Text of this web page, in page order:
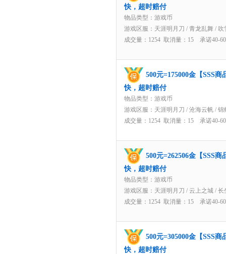
快，超时赔付
物品类型：游戏币
游戏区服： 天涯明月刀 / 青龙乱舞 / 吹
成交量：1254 取消量：15 承诺40-
500元=175000金【SSS
快，超时赔付
物品类型：游戏币
游戏区服： 天涯明月刀 / 沧海云帆 / 锦
成交量：1254 取消量：15 承诺40-
500元=262506金【SSS
快，超时赔付
物品类型：游戏币
游戏区服： 天涯明月刀 / 云上之城 / 长
成交量：1254 取消量：15 承诺40-
500元=305000金【SSS
快，超时赔付